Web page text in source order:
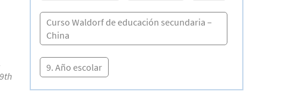
Curso Waldorf de educación secundaria –
China
9. Año escolar